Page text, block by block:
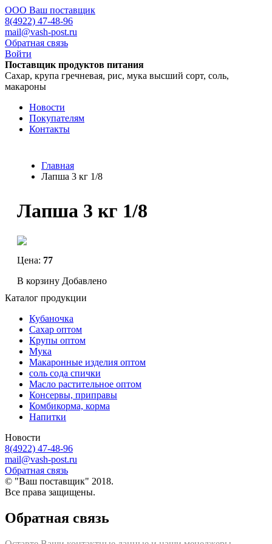
ООО Ваш поставщик
8(4922) 47-48-96
mail@vash-post.ru
Обратная связь
Войти
Поставщик продуктов питания
Сахар, крупа гречневая, рис, мука высший сорт, соль,
макароны
Новости
Покупателям
Контакты
Главная
Лапша 3 кг 1/8
Лапша 3 кг 1/8
Цена: 77
В корзину Добавлено
Каталог продукции
Кубаночка
Сахар оптом
Крупы оптом
Мука
Макаронные изделия оптом
соль сода спички
Масло растительное оптом
Консервы, приправы
Комбикорма, корма
Напитки
Новости
8(4922) 47-48-96
mail@vash-post.ru
Обратная связь
© "Ваш поставщик" 2018.
Все права защищены.
Обратная связь